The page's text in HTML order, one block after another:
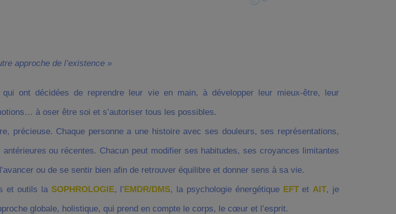
approche de l’existence »
qui ont décidées de reprendre leur vie en main, à développer leur mieux-être, leur
à oser être soi et s’autoriser tous les possibles.
précieuse. Chaque personne a une histoire avec ses douleurs, ses représentations,
ou récentes. Chacun peut modifier ses habitudes, ses croyances limitantes
ou de se sentir bien afin de retrouver équilibre et donner sens à sa vie.
et outils la SOPHROLOGIE, l’EMDR/DMS, la psychologie énergétique EFTet AIT, je
globale, holistique, qui prend en compte le corps, le cœur et l’esprit.